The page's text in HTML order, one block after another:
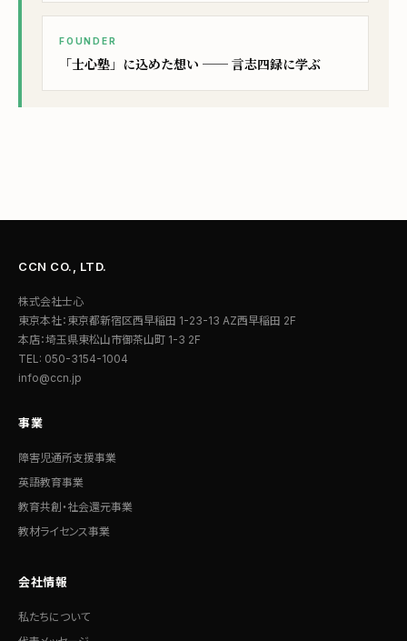
FOUNDER
「士心塾」に込めた想い ── 言志四録に学ぶ
CCN CO., LTD.
株式会社士心
東京本社：東京都新宿区西早稲田 1-23-13 AZ西早稲田 2F
本店：埼玉県東松山市御茶山町 1-3 2F
TEL: 050-3154-1004
info@ccn.jp
事業
障害児通所支援事業
英語教育事業
教育共創・社会還元事業
教材ライセンス事業
会社情報
私たちについて